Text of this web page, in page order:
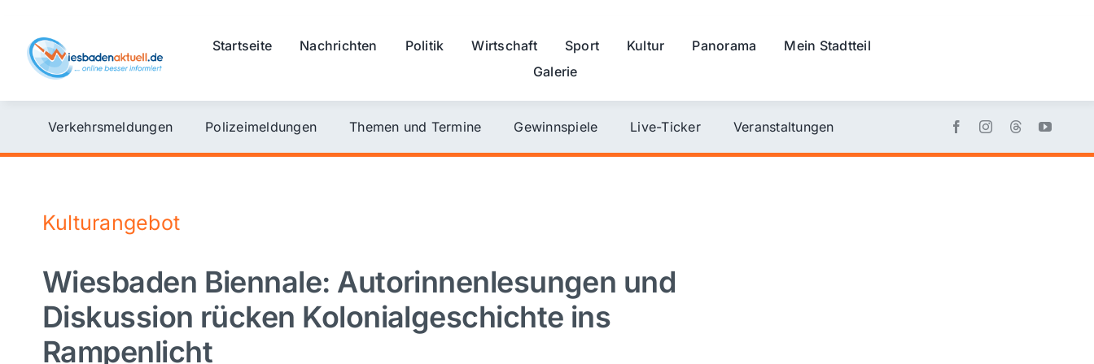
content
Startseite Nachrichten Politik Wirtschaft Sport Kultur Panorama
Mein Stadtteil
Galerie
Verkehrsmeldungen Polizeimeldungen Themen und Termine Gewinnspiele Live-Ticker Veranstaltungen
Kulturangebot
Wiesbaden Biennale: Autorinnenlesungen und
Diskussion rücken Kolonialgeschichte ins
Rampenlicht